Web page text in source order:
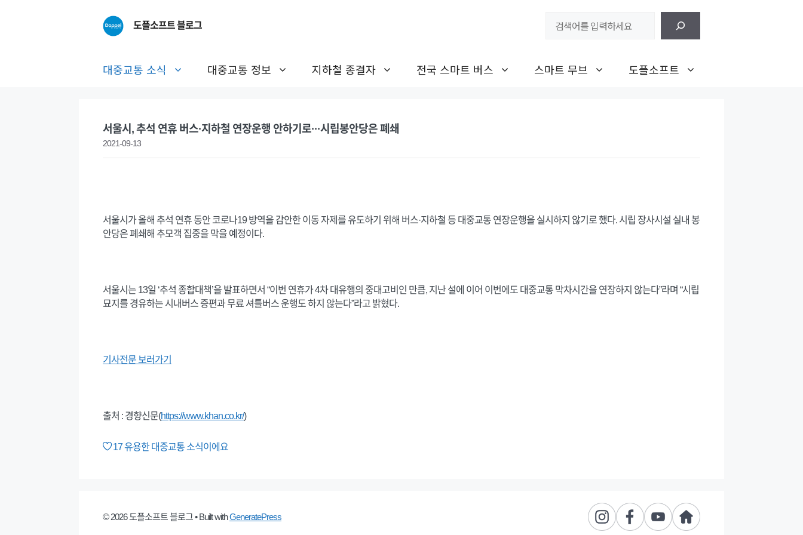
도플소프트 블로그
대중교통 소식 대중교통 정보 지하철 종결자 전국 스마트 버스 스마트 무브 도플소프트
서울시, 추석 연휴 버스·지하철 연장운행 안하기로···시립봉안당은 폐쇄
2021-09-13
서울시가 올해 추석 연휴 동안 코로나19 방역을 감안한 이동 자제를 유도하기 위해 버스·지하철 등 대중교통 연장운행을 실시하지 않기로 했다. 시립 장사시설 실내 봉
안당은 폐쇄해 추모객 집중을 막을 예정이다.
서울시는 13일 ‘추석 종합대책’을 발표하면서 “이번 연휴가 4차 대유행의 중대고비인 만큼, 지난 설에 이어 이번에도 대중교통 막차시간을 연장하지 않는다”라며 “시립
묘지를 경유하는 시내버스 증편과 무료 셔틀버스 운행도 하지 않는다”라고 밝혔다.
기사전문 보러가기
출처 : 경향신문(https://www.khan.co.kr/)
17유용한 대중교통 소식이에요
© 2026 도플소프트 블로그• Built withGeneratePress